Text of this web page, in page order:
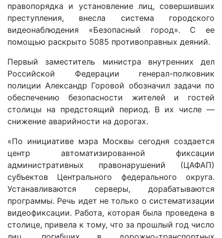
правопорядка и установление лиц, совершивших
преступления, внесла система городского
видеонаблюдения «Безопасный город». С ее
помощью раскрыто 5085 противоправных деяний.
Первый заместитель министра внутренних дел
Российской Федерации генерал-полковник
полиции Александр Горовой обозначил задачи по
обеспечению безопасности жителей и гостей
столицы на предстоящий период. В их числе —
снижение аварийности на дорогах.
«По инициативе мэра Москвы сегодня создается
центр автоматизированной фиксации
административных правонарушений (ЦАФАП)
субъектов Центрального федерального округа.
Устанавливаются серверы, дорабатываются
программы. Речь идет не только о систематизации
видеофиксации. Работа, которая была проведена в
столице, привела к тому, что за прошлый год число